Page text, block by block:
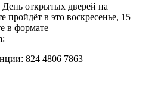
открытых дверей на
пройдёт в это воскресенье, 15
в формате
:
824 4806 7863